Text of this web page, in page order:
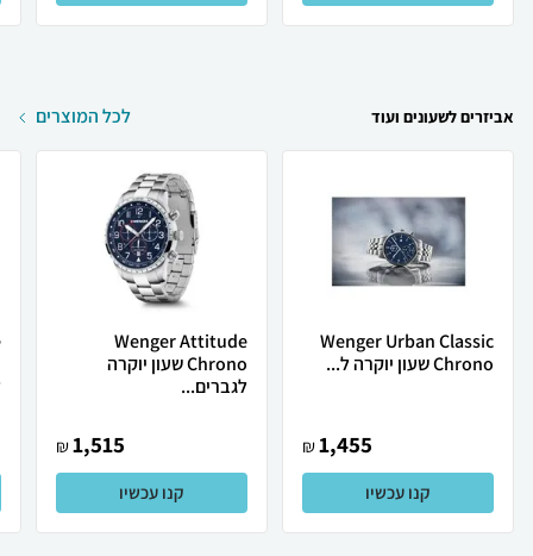
אביזרים לשעונים ועוד לכל המוצרים
Wenger Urban Classic
Chrono שעון יוקרה ל...
1,455
₪
קנו עכשיו
Wenger Attitude
Chrono שעון יוקרה
לגברים...
1,515
₪
קנו עכשיו